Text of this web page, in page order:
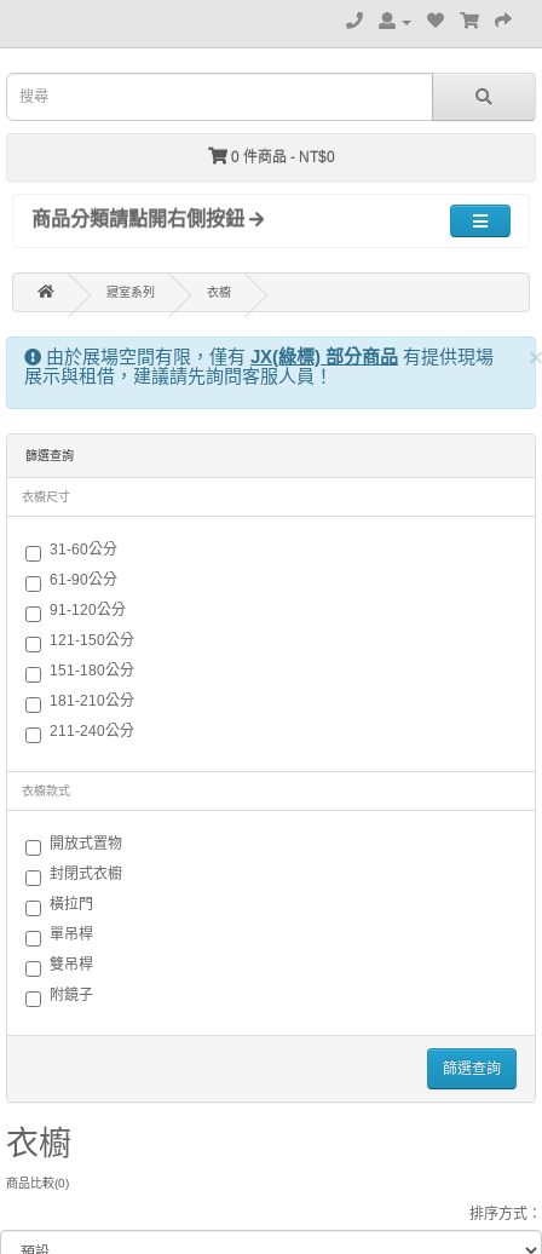
0 件商品 - NT$0
商品分類請點開右側按鈕
寢室系列 衣櫥
×
由於展場空間有限，僅有 JX(綠標) 部分商品 有提供現場
展示與租借，建議請先詢問客服人員！
篩選查詢
衣櫥尺寸
31-60公分
61-90公分
91-120公分
121-150公分
151-180公分
181-210公分
211-240公分
衣櫥款式
開放式置物
封閉式衣櫥
橫拉門
單吊桿
雙吊桿
附鏡子
篩選查詢
衣櫥
商品比較(0)
排序方式：